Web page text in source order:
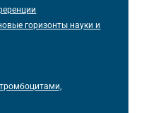
горизонты науки и